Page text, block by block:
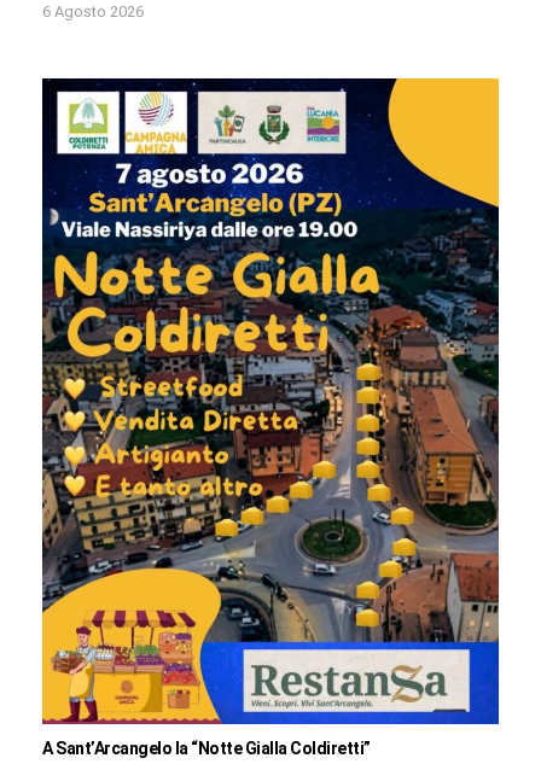
6 Agosto 2026
A Sant’Arcangelo la “Notte Gialla Coldiretti”